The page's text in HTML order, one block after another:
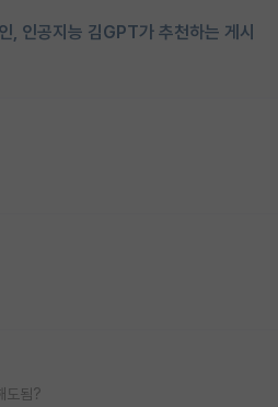
, 인공지능 김GPT가 추천하는 게시
도됨?